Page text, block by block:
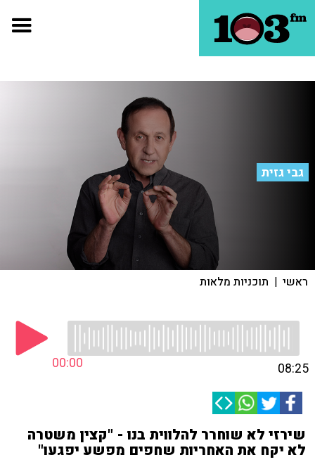
גבי גזית
ראשי | תוכניות מלאות
00:00 08:25
שירזי לא שוחרר להלווית בנו - "קצין משטרה
לא יקח את האחריות שחפים מפשע יפגעו"